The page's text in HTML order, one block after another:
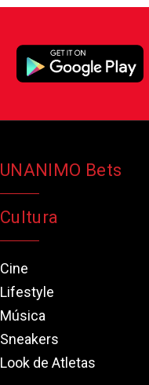
UNANIMO Bets
Cultura
Cine
Lifestyle
Música
Sneakers
Look de Atletas